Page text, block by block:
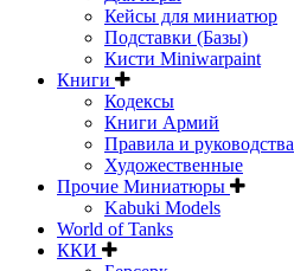
Кейсы для миниатюр
Подставки (Базы)
Кисти Miniwarpaint
Книги
Кодексы
Книги Армий
Правила и руководства
Художественные
Прочие Миниатюры
Kabuki Models
World of Tanks
ККИ